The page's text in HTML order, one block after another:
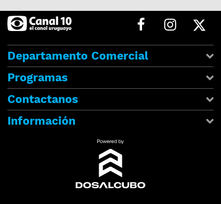
Departamento Comercial
Programas
Contactanos
Información